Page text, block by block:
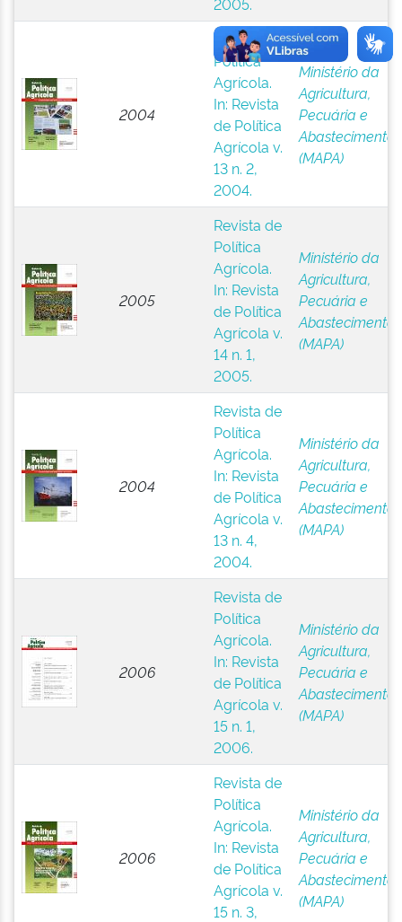
2004
Revista de
Política
Agrícola.
In: Revista
de Política
Agrícola v.
13 n. 2,
2004.
Ministério da
Agricultura,
Pecuária e
Abastecimento
(MAPA)
2005
Revista de
Política
Agrícola.
In: Revista
de Política
Agrícola v.
14 n. 1,
2005.
Ministério da
Agricultura,
Pecuária e
Abastecimento
(MAPA)
2004
Revista de
Política
Agrícola.
In: Revista
de Política
Agrícola v.
13 n. 4,
2004.
Ministério da
Agricultura,
Pecuária e
Abastecimento
(MAPA)
2006
Revista de
Política
Agrícola.
In: Revista
de Política
Agrícola v.
15 n. 1,
2006.
Ministério da
Agricultura,
Pecuária e
Abastecimento
(MAPA)
2006
Revista de
Política
Agrícola.
In: Revista
de Política
Agrícola v.
15 n. 3,
Ministério da
Agricultura,
Pecuária e
Abastecimento
(MAPA)